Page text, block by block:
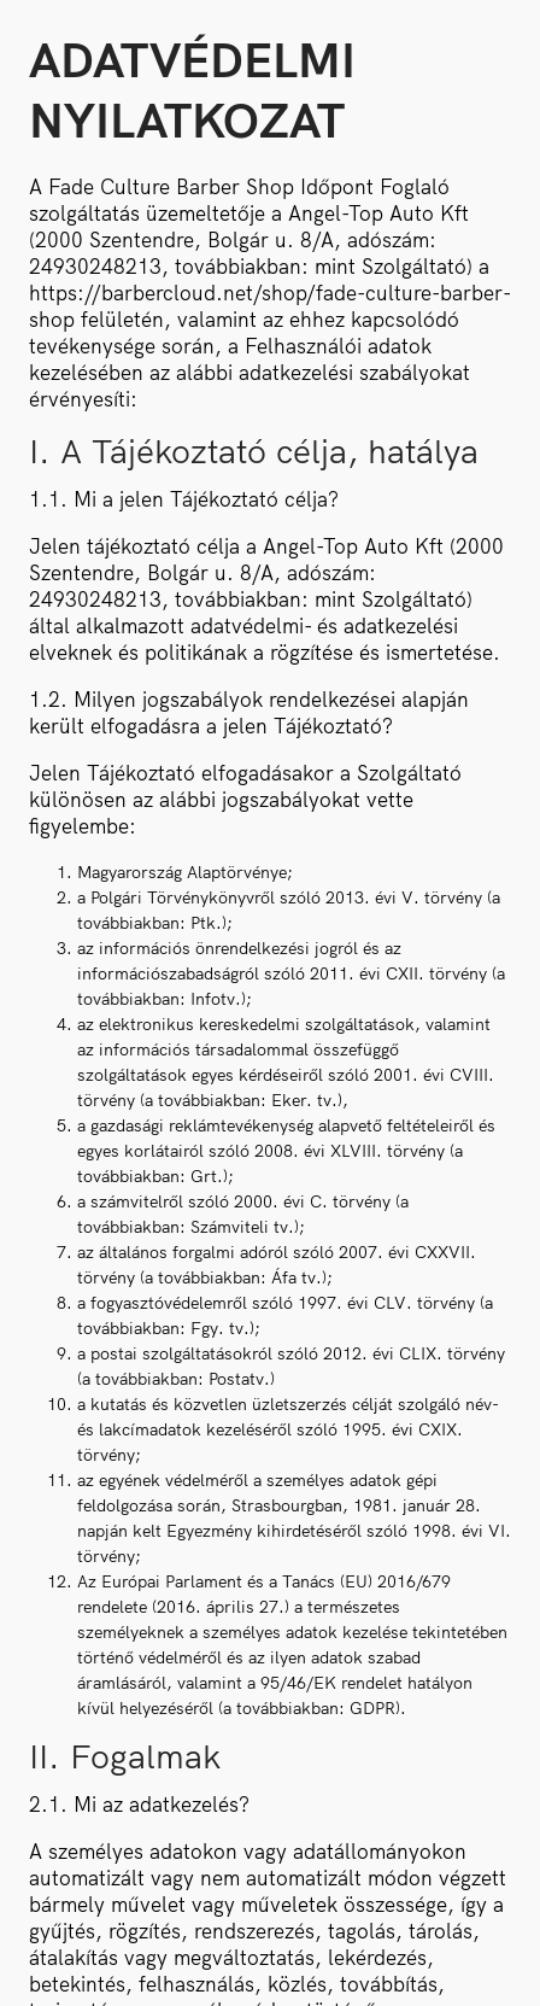
ADATVÉDELMI
NYILATKOZAT
A Fade Culture Barber Shop Időpont Foglaló
szolgáltatás üzemeltetője a Angel-Top Auto Kft
(2000 Szentendre, Bolgár u. 8/A, adószám:
24930248213, továbbiakban: mint Szolgáltató) a
https://barbercloud.net/shop/fade-culture-barber-
shop felületén, valamint az ehhez kapcsolódó
tevékenysége során, a Felhasználói adatok
kezelésében az alábbi adatkezelési szabályokat
érvényesíti:
I. A Tájékoztató célja, hatálya
1.1. Mi a jelen Tájékoztató célja?
Jelen tájékoztató célja a Angel-Top Auto Kft (2000
Szentendre, Bolgár u. 8/A, adószám:
24930248213, továbbiakban: mint Szolgáltató)
által alkalmazott adatvédelmi- és adatkezelési
elveknek és politikának a rögzítése és ismertetése.
1.2. Milyen jogszabályok rendelkezései alapján
került elfogadásra a jelen Tájékoztató?
Jelen Tájékoztató elfogadásakor a Szolgáltató
különösen az alábbi jogszabályokat vette
figyelembe:
Magyarország Alaptörvénye;
a Polgári Törvénykönyvről szóló 2013. évi V. törvény (a
továbbiakban: Ptk.);
az információs önrendelkezési jogról és az
információszabadságról szóló 2011. évi CXII. törvény (a
továbbiakban: Infotv.);
az elektronikus kereskedelmi szolgáltatások, valamint
az információs társadalommal összefüggő
szolgáltatások egyes kérdéseiről szóló 2001. évi CVIII.
törvény (a továbbiakban: Eker. tv.),
a gazdasági reklámtevékenység alapvető feltételeiről és
egyes korlátairól szóló 2008. évi XLVIII. törvény (a
továbbiakban: Grt.);
a számvitelről szóló 2000. évi C. törvény (a
továbbiakban: Számviteli tv.);
az általános forgalmi adóról szóló 2007. évi CXXVII.
törvény (a továbbiakban: Áfa tv.);
a fogyasztóvédelemről szóló 1997. évi CLV. törvény (a
továbbiakban: Fgy. tv.);
a postai szolgáltatásokról szóló 2012. évi CLIX. törvény
(a továbbiakban: Postatv.)
a kutatás és közvetlen üzletszerzés célját szolgáló név-
és lakcímadatok kezeléséről szóló 1995. évi CXIX.
törvény;
az egyének védelméről a személyes adatok gépi
feldolgozása során, Strasbourgban, 1981. január 28.
napján kelt Egyezmény kihirdetéséről szóló 1998. évi VI.
törvény;
Az Európai Parlament és a Tanács (EU) 2016/679
rendelete (2016. április 27.) a természetes
személyeknek a személyes adatok kezelése tekintetében
történő védelméről és az ilyen adatok szabad
áramlásáról, valamint a 95/46/EK rendelet hatályon
kívül helyezéséről (a továbbiakban: GDPR).
II. Fogalmak
2.1. Mi az adatkezelés?
A személyes adatokon vagy adatállományokon
automatizált vagy nem automatizált módon végzett
bármely művelet vagy műveletek összessége, így a
gyűjtés, rögzítés, rendszerezés, tagolás, tárolás,
átalakítás vagy megváltoztatás, lekérdezés,
betekintés, felhasználás, közlés, továbbítás,